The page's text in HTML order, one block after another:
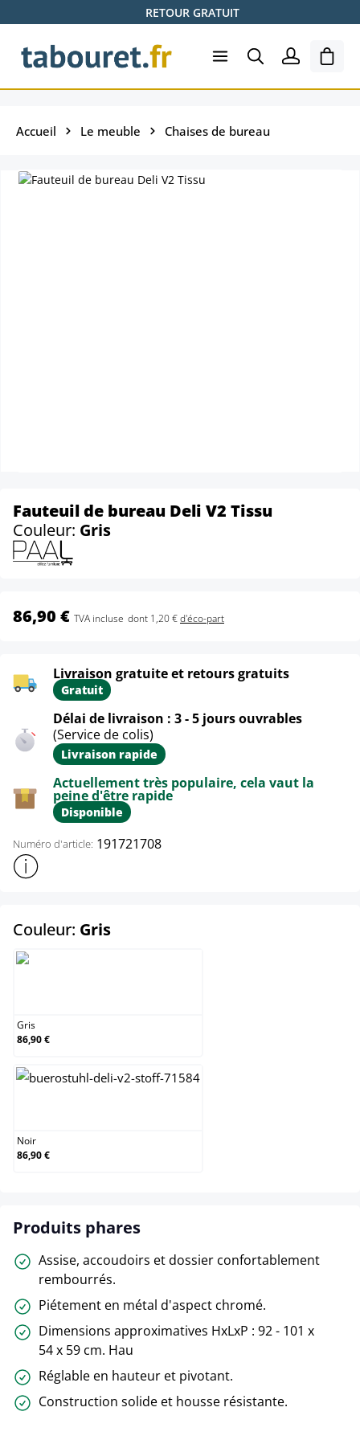
Passer au contenu principalRETOUR GRATUIT
Le
Accueil Le meuble Chaises de bureau
Fauteuil de bureau Deli V2 Tissu
Couleur: Gris
86,90 € TVA incluse dont 1,20 €d'éco-part
Livraison gratuite et retours gratuits
Gratuit
Délai de livraison : 3 - 5 jours ouvrables
(Service de colis)
Livraison rapide
Actuellement très populaire, cela vaut la
peine d'être rapide
Disponible
Numéro d'article: 191721708
Afficher plus d'informations sur le produit
Couleur: Grisselect
Gris
86,90 €
Noir
86,90 €
Produits phares
Assise, accoudoirs et dossier confortablement
rembourrés.
Piétement en métal d'aspect chromé.
Dimensions approximatives HxLxP : 92 - 101 x
54 x 59 cm. Hau
Réglable en hauteur et pivotant.
Construction solide et housse résistante.